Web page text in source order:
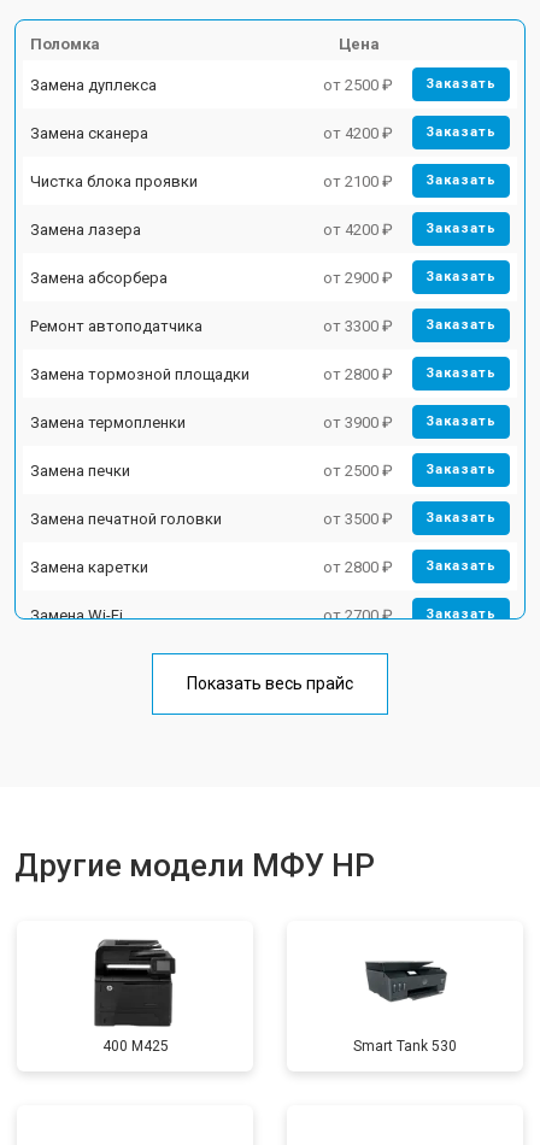
Поломка Цена
Замена дуплекса от 2500 ₽ Заказать
Замена сканера от 4200 ₽ Заказать
Чистка блока проявки от 2100 ₽ Заказать
Замена лазера от 4200 ₽ Заказать
Замена абсорбера от 2900 ₽ Заказать
Ремонт автоподатчика от 3300 ₽ Заказать
Замена тормозной площадки от 2800 ₽ Заказать
Замена термопленки от 3900 ₽ Заказать
Замена печки от 2500 ₽ Заказать
Замена печатной головки от 3500 ₽ Заказать
Замена каретки от 2800 ₽ Заказать
Замена Wi-Fi от 2700 ₽ Заказать
от 3500 ₽
Показать весь прайс
Другие модели МФУ HP
400 M425 Smart Tank 530